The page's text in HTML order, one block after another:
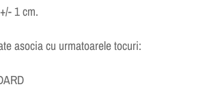
1 cm.
asocia cu urmatoarele tocuri: